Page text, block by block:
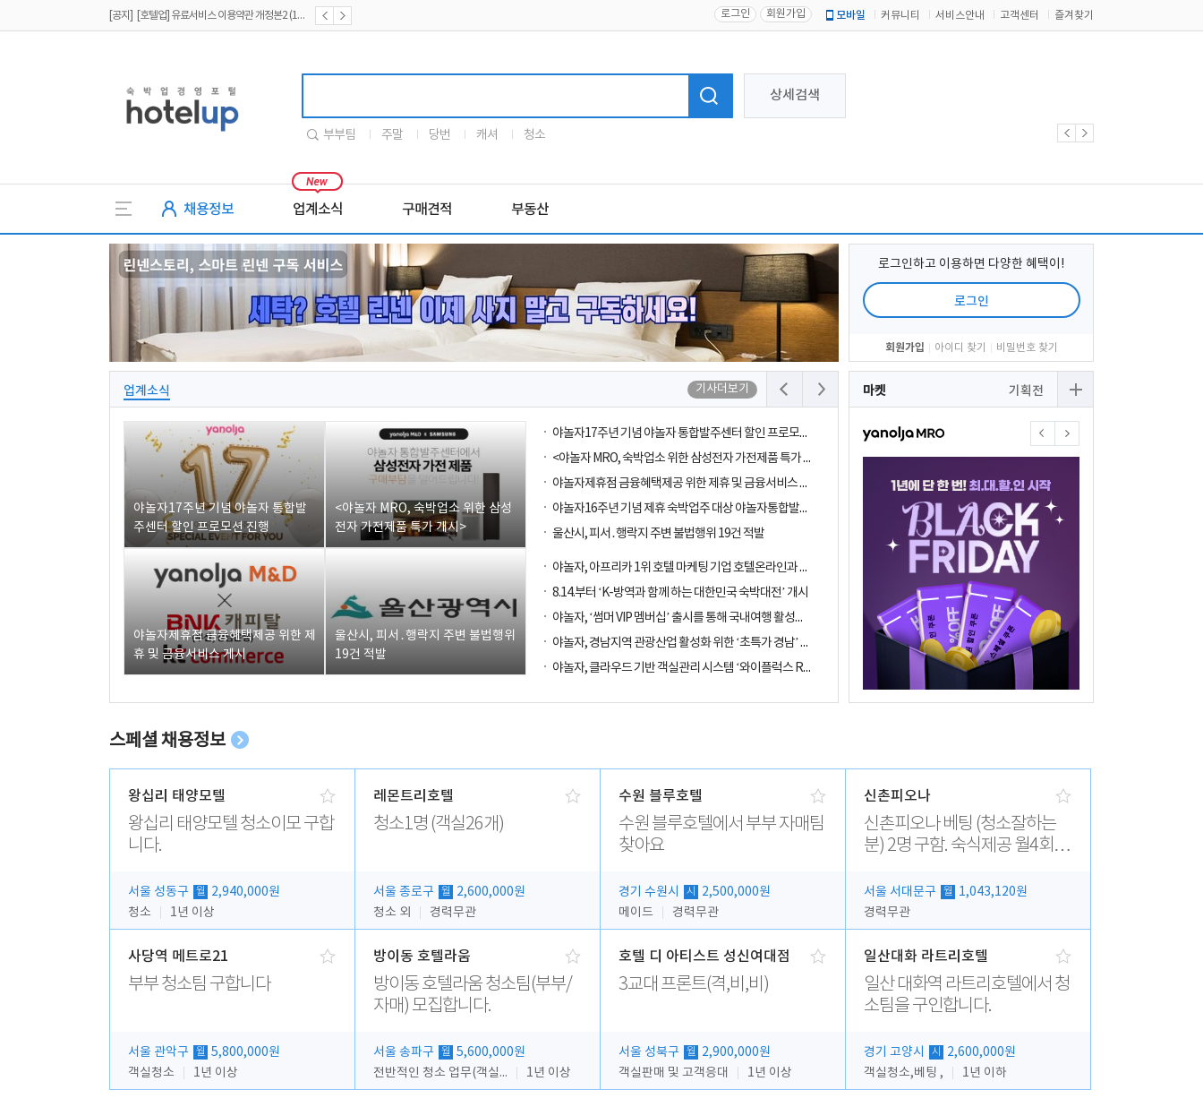
[공지] [호텔업] 개인정보 처리방침 개정본2 (19.09.02) 로그인 회원가입 모바일 커뮤니티 서비스안내 고객센터 즐겨찾기
상세검색
부부팀 주말 당번 캐셔 청소
채용정보 업계소식 구매견적 부동산
업계소식 기사더보기
야놀자17주년 기념 야놀자 통합발
주센터 할인 프로모션 진행
<야놀자 MRO, 숙박업소 위한 삼성
전자 가전제품 특가 개시>
야놀자제휴점 금융혜택제공 위한 제
휴 및 금융서비스 게시
울산시, 피서․행락지 주변 불법행위
19건 적발
야놀자17주년 기념 야놀자 통합발주센터 할인 프로모션 진행
<야놀자 MRO, 숙박업소 위한 삼성전자 가전제품 특가 개시>
야놀자제휴점 금융혜택제공 위한 제휴 및 금융서비스 게시
야놀자16주년 기념 제휴 숙박업주 대상 야놀자통합발주센터 할인쿠폰 증정
울산시, 피서․행락지 주변 불법행위 19건 적발
야놀자, 아프리카 1위 호텔 마케팅 기업 호텔온라인과 전략적 파트너십 체결
8.14.부터 ‘K-방역과 함께 하는 대한민국 숙박대전’ 개시
야놀자, ‘썸머 VIP 멤버십’ 출시를 통해 국내여행 활성화에 박차
야놀자, 경남지역 관광산업 활성화 위한 ‘초특가 경남’ 기획전 진행
야놀자, 클라우드 기반 객실관리 시스템 ‘와이플럭스 RMS’ 출시
로그인하고 이용하면 다양한 혜택이!
로그인
회원가입 아이디 찾기 비밀번호 찾기
마켓 기획전
스페셜 채용정보
왕십리 태양모텔
왕십리 태양모텔 청소이모 구합
니다.
서울 성동구 월
2,940,000원
청소
1년 이상
레몬트리호텔
청소1명 (객실26개)
서울 종로구 월
2,600,000원
청소 외
경력무관
수원 블루호텔
수원 블루호텔에서 부부 자매팀
찾아요
경기 수원시 시
2,500,000원
메이드
경력무관
신촌피오나
신촌피오나 베팅 (청소잘하는
분) 2명 구함. 숙식제공 월4회휴
서울 서대문구 월
1,043,120원
경력무관
사당역 메트로21
부부 청소팀 구합니다
서울 관악구 월
5,800,000원
객실청소
1년 이상
방이동 호텔라움
방이동 호텔라움 청소팀(부부/
자매) 모집합니다.
서울 송파구 월
5,600,000원
전반적인 청소 업무(객실청소.객실정리)
1년 이상
호텔 디 아티스트 성신여대점
3교대 프론트(격,비,비)
서울 성북구 월
2,900,000원
객실판매 및 고객응대
1년 이상
일산대화 라트리호텔
일산 대화역 라트리호텔에서 청
소팀을 구인합니다.
경기 고양시 시
2,600,000원
객실청소,베팅 ,
1년 이하